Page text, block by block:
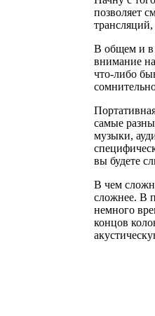
позволяет
В общем и в
внимание
что-либо
самые
музыки,
вы будете
В чем
сложнее. В
немного
концов